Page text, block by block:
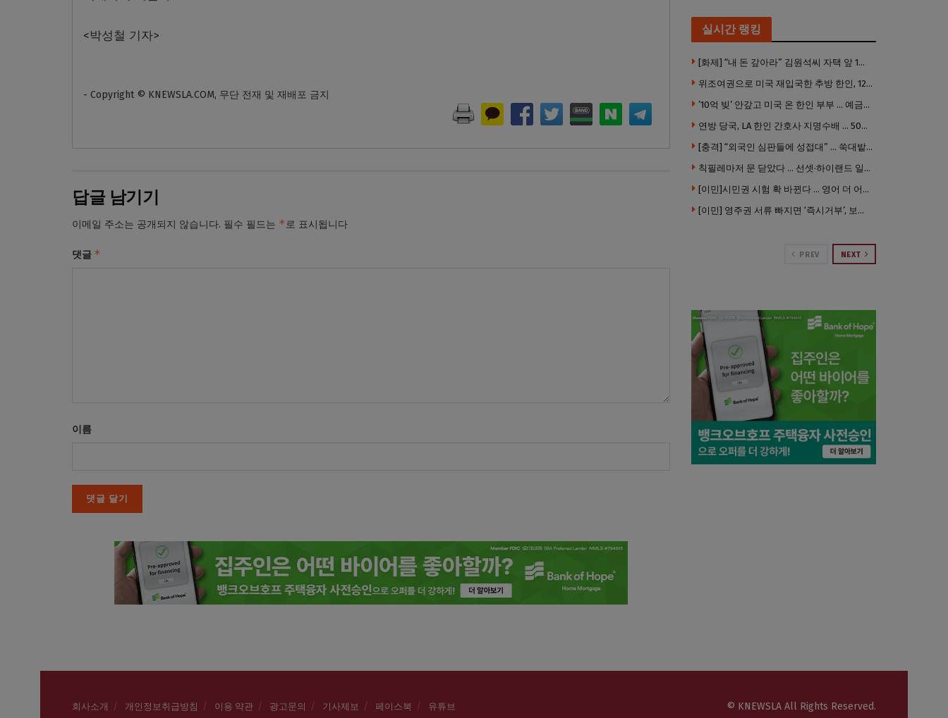
<박성철 기자>
- Copyright © KNEWSLA.COM, 무단 전재 및 재배포 금지
답글 남기기
이메일 주소는 공개되지 않습니다. 필수 필드는 *로 표시됩니다
댓글 *
이름
실시간 랭킹
[화제] “내 돈 갚아라” 김원석씨 자택 앞 1인 광대 시위 … 한인 투자사, “108만 달러 못받아”
위조여권으로 미국 재입국한 추방 한인, 120만 달러 은행 사기 행각
’10억 빚’ 안갚고 미국 온 한인 부부 … 예금보험공사, 미국서 소송
연방 당국, LA 한인 간호사 지명수배 … 500만 달러 메디캐어 사기, 선고 직전 한국 도주
[충격] “외국인 심판들에 성접대” … 쑥대밭된 축협 어디까지 추락하나
칙필레마저 문 닫았다 … 선셋·하이랜드 일대 ‘황량한 거리’로
[이민]시민권 시험 확 바뀐다 … 영어 더 어렵게, 민간시험 도입 추진
[이민] 영주권 서류 빠지면 ‘즉시거부’, 보완기회 없다 … 이민심사 8월부터 확 바뀐다
PREV NEXT
회사소개 개인정보취급방침 이용 약관 광고문의 기사제보 페이스북 유튜브 © KNEWSLA All Rights Reserved.